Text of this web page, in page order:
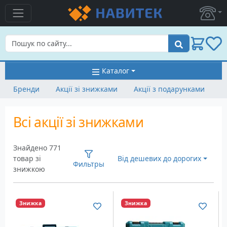
Пошук
Каталог
Бренди
Акції зі знижками Акції з подарунками
Всі акції зі знижками
Знайдено 771
товар зі
знижкою
Фильтры
Від дешевих до дорогих
Знижка Знижка